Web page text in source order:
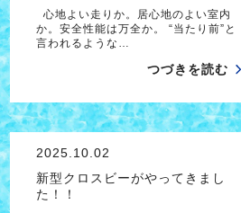
心地よい走りか。居心地のよい室内
か。安全性能は万全か。 “当たり前”と
言われるような…
つづきを読む
2025.10.02
新型クロスビーがやってきまし
た！！